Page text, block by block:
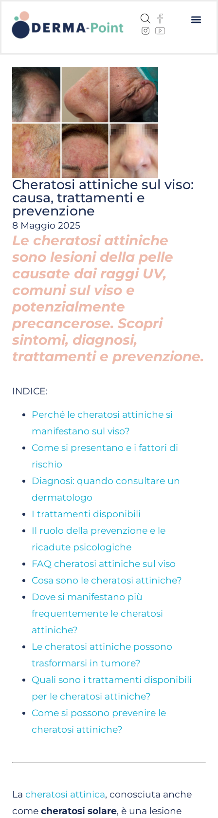
Cheratosi attiniche sul viso:
causa, trattamenti e
prevenzione
8 Maggio 2025
Le cheratosi attiniche
sono lesioni della pelle
causate dai raggi UV,
comuni sul viso e
potenzialmente
precancerose. Scopri
sintomi, diagnosi,
trattamenti e prevenzione.
INDICE:
Perché le cheratosi attiniche si
manifestano sul viso?
Come si presentano e i fattori di
rischio
Diagnosi: quando consultare un
dermatologo
I trattamenti disponibili
Il ruolo della prevenzione e le
ricadute psicologiche
FAQ cheratosi attiniche sul viso
Cosa sono le cheratosi attiniche?
Dove si manifestano più
frequentemente le cheratosi
attiniche?
Le cheratosi attiniche possono
trasformarsi in tumore?
Quali sono i trattamenti disponibili
per le cheratosi attiniche?
Come si possono prevenire le
cheratosi attiniche?
La cheratosi attinica, conosciuta anche
come cheratosi solare, è una lesione